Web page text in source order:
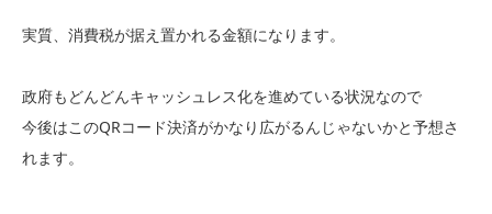
実質、消費税が据え置かれる金額になります。
政府もどんどんキャッシュレス化を進めている状況なので
今後はこのQRコード決済がかなり広がるんじゃないかと予想さ
れます。